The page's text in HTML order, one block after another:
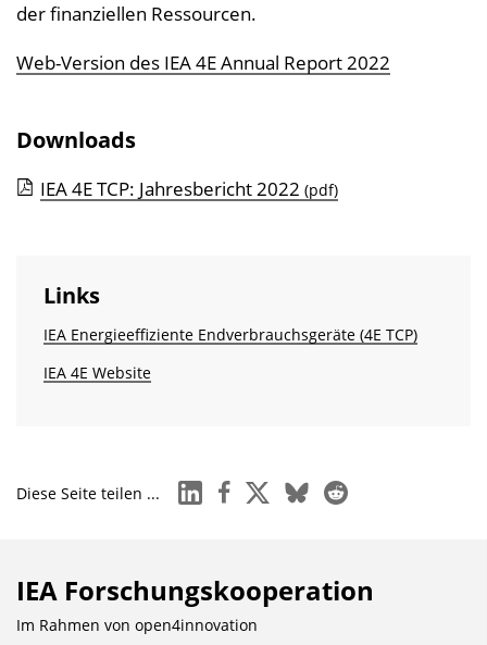
der finanziellen Ressourcen.
Web-Version des IEA 4E Annual Report 2022
Downloads
IEA 4E TCP: Jahresbericht 2022 (pdf)
Links
IEA Energieeffiziente Endverbrauchs­geräte (4E TCP)
IEA 4E Website
Diese Seite teilen ... linkedinfacebook
x blueskyreddit
IEA Forschungs­kooperation
Im Rahmen von open4innovation